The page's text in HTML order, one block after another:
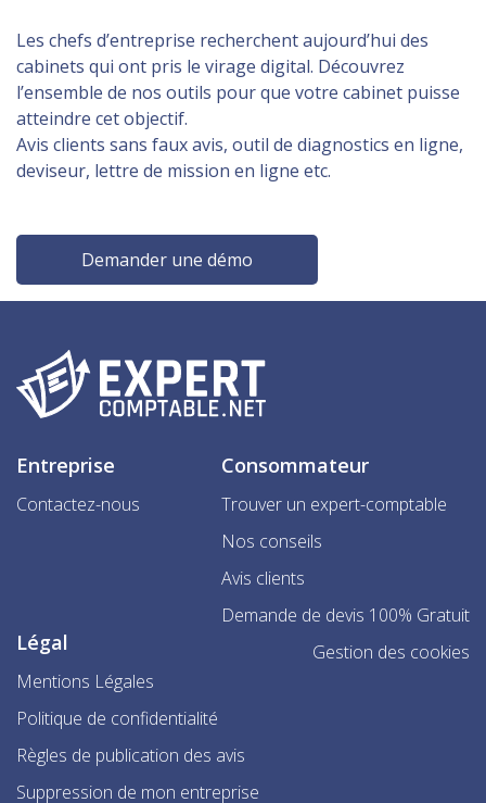
Les chefs d’entreprise recherchent aujourd’hui des
cabinets qui ont pris le virage digital. Découvrez
l’ensemble de nos outils pour que votre cabinet puisse
atteindre cet objectif.
Avis clients sans faux avis, outil de diagnostics en ligne,
deviseur, lettre de mission en ligne etc.
Demander une démo
Entreprise
Contactez-nous
Consommateur
Trouver un expert-comptable
Nos conseils
Avis clients
Demande de devis 100% Gratuit
Légal
Mentions Légales
Politique de confidentialité
Règles de publication des avis
Suppression de mon entreprise
Gestion des cookies